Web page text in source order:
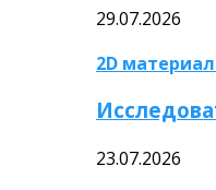
29.07.2026
2D
23.07.2026